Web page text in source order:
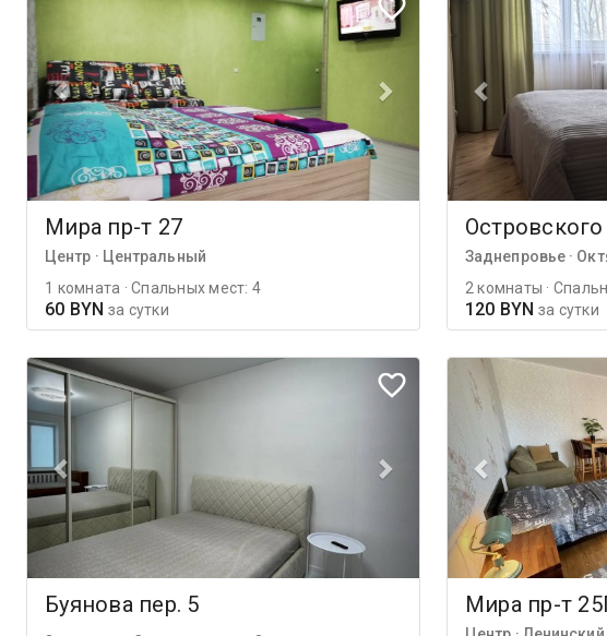
Мира пр-т 27
Центр · Центральный
1 комната · Спальных мест: 4
60 BYN за сутки
Островского
Заднепровье ·
2 комнаты ·
120 BYN за сутки
Буянова пер. 5 Мира пр-т